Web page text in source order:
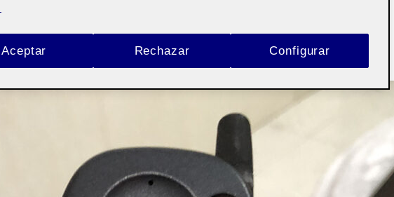
Rechazar
Aceptar Configurar